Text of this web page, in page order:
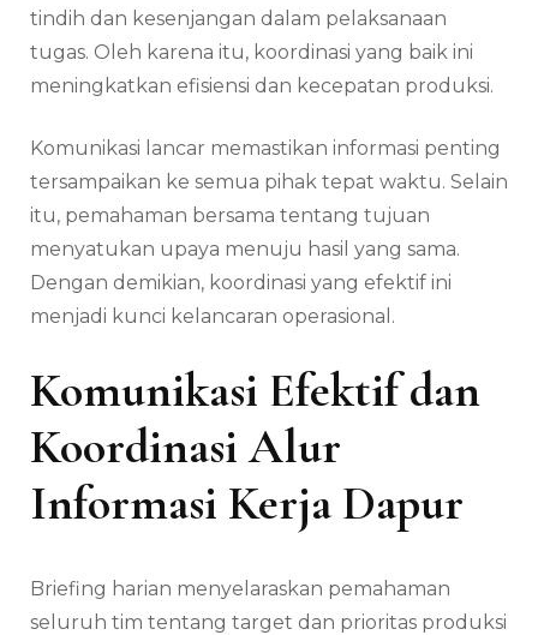
tindih dan kesenjangan dalam pelaksanaan
tugas. Oleh karena itu, koordinasi yang baik ini
meningkatkan efisiensi dan kecepatan produksi.
Komunikasi lancar memastikan informasi penting
tersampaikan ke semua pihak tepat waktu. Selain
itu, pemahaman bersama tentang tujuan
menyatukan upaya menuju hasil yang sama.
Dengan demikian, koordinasi yang efektif ini
menjadi kunci kelancaran operasional.
Komunikasi Efektif dan
Koordinasi Alur
Informasi Kerja Dapur
Briefing harian menyelaraskan pemahaman
seluruh tim tentang target dan prioritas produksi